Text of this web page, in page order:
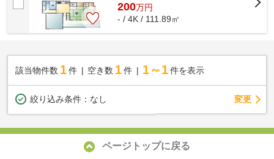
200万円
- / 4K / 111.89㎡
該当物件数 1件 空き数 1 件 1～1 件を表示
絞り込み条件： なし 変更
ページトップに戻る